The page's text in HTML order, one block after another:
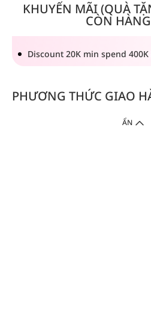
KHUYẾN MÃI (QUÀ
CÒN
Discount 20K min spend
PHƯƠNG THỨC GIAO
ẨN